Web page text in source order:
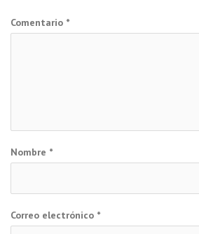
Comentario *
Nombre *
Correo electrónico *